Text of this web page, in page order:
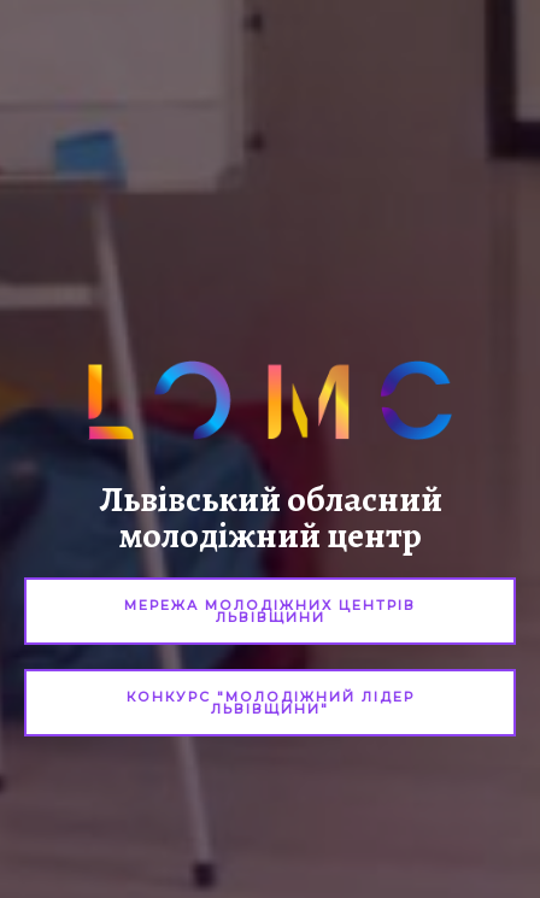
Львівський обласний
молодіжний центр
МЕРЕЖА МОЛОДІЖНИХ ЦЕНТРІВ
ЛЬВІВЩИНИ
КОНКУРС "МОЛОДІЖНИЙ ЛІДЕР
ЛЬВІВЩИНИ"